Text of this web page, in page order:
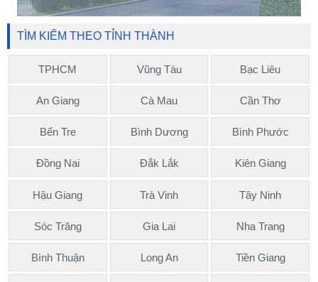
TÌM KIẾM THEO TỈNH THÀNH
TPHCM Vũng Tàu Bạc Liêu
An Giang Cà Mau Cần Thơ
Bến Tre Bình Dương Bình Phước
Đồng Nai Đắk Lắk Kiên Giang
Hậu Giang Trà Vinh Tây Ninh
Sóc Trăng Gia Lai Nha Trang
Bình Thuận Long An Tiền Giang